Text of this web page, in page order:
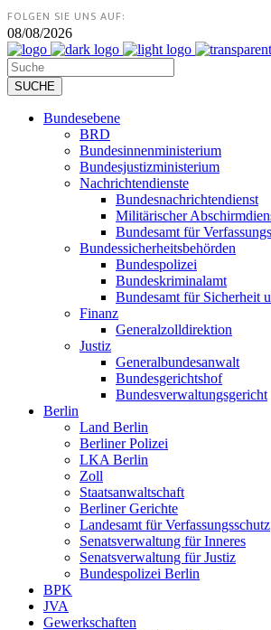
FOLGEN SIE UNS AUF:
08/08/2026
Bundesebene
BRD
Bundesinnenministerium
Bundesjustizministerium
Nachrichtendienste
Bundesnachrichtendienst
Militärischer
Bundesamt für
Bundessicherheitsbehörden
Bundespolizei
Bundeskriminalamt
Bundesamt für Sicherheit
Finanz
Generalzolldirektion
Justiz
Generalbundesanwalt
Bundesgerichtshof
Bundesverwaltungsgericht
Berlin
Land Berlin
Berliner Polizei
LKA Berlin
Zoll
Staatsanwaltschaft
Berliner Gerichte
Landesamt für Verfassungsschutz
Senatsverwaltung für Inneres
Senatsverwaltung für Justiz
Bundespolizei Berlin
BPK
JVA
Gewerkschaften